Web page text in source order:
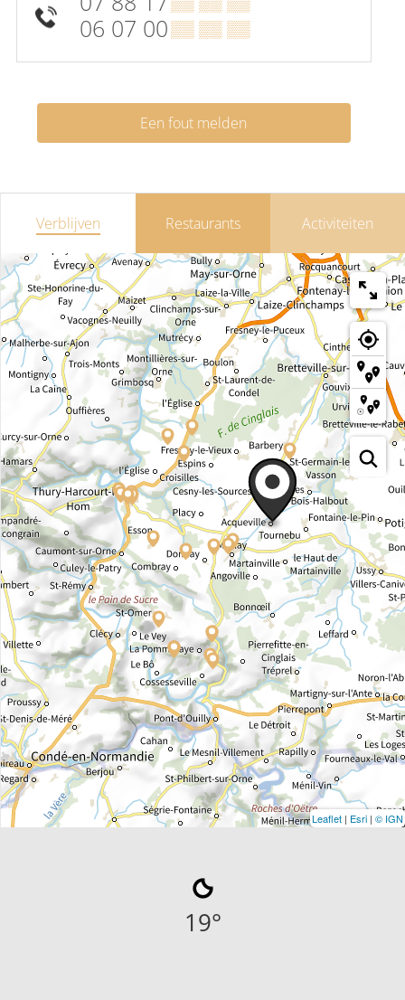
06 07 00▒▒ ▒▒ ▒▒
Een fout melden
Verblijven Restaurants Activiteiten
Leaflet | Esri | © IGN
19°